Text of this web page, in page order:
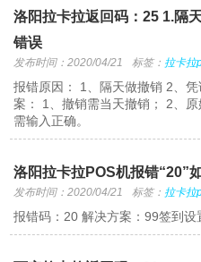
洛阳拉卡拉返回码：25 1.隔
错误
发布时间：2020/04/21 标签： 拉卡拉
报错原因： 1、隔天做撤销 2、
案： 1、撤销需当天撤销； 2、
需输入正确。
洛阳拉卡拉POS机报错“20”
发布时间：2020/04/21 标签： 拉卡拉
报错码：20 解决方案：99签到设